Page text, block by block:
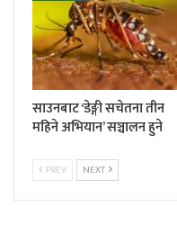
साउनबाट ‘डेङ्गी सचेतना तीन
महिने अभियान’ सञ्चालन हुने
PREV NEXT